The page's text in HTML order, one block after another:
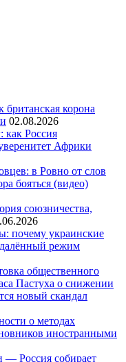
корона
02.08.2026
как Россия
Африки
в Ровно от слов
бояться (видео)
союзничества,
почему украинские
режим
общественного
Пастуха о снижении
новый скандал
о методах
иностранными
Россия собирает